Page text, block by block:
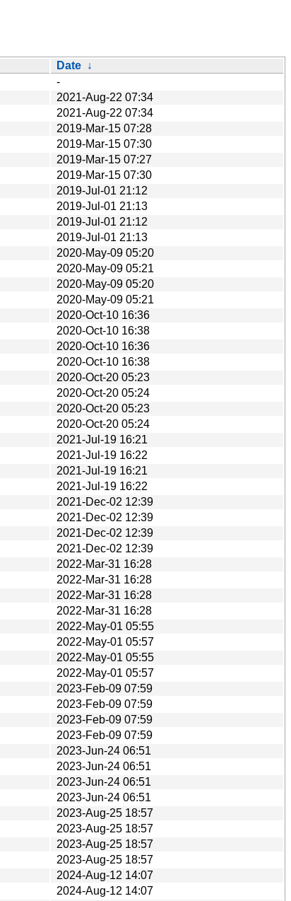
Date ↓
-
2021-Aug-22 07:34
2021-Aug-22 07:34
2019-Mar-15 07:28
2019-Mar-15 07:30
2019-Mar-15 07:27
2019-Mar-15 07:30
2019-Jul-01 21:12
2019-Jul-01 21:13
2019-Jul-01 21:12
2019-Jul-01 21:13
2020-May-09 05:20
2020-May-09 05:21
2020-May-09 05:20
2020-May-09 05:21
2020-Oct-10 16:36
2020-Oct-10 16:38
2020-Oct-10 16:36
2020-Oct-10 16:38
2020-Oct-20 05:23
2020-Oct-20 05:24
2020-Oct-20 05:23
2020-Oct-20 05:24
2021-Jul-19 16:21
2021-Jul-19 16:22
2021-Jul-19 16:21
2021-Jul-19 16:22
2021-Dec-02 12:39
2021-Dec-02 12:39
2021-Dec-02 12:39
2021-Dec-02 12:39
2022-Mar-31 16:28
2022-Mar-31 16:28
2022-Mar-31 16:28
2022-Mar-31 16:28
2022-May-01 05:55
2022-May-01 05:57
2022-May-01 05:55
2022-May-01 05:57
2023-Feb-09 07:59
2023-Feb-09 07:59
2023-Feb-09 07:59
2023-Feb-09 07:59
2023-Jun-24 06:51
2023-Jun-24 06:51
2023-Jun-24 06:51
2023-Jun-24 06:51
2023-Aug-25 18:57
2023-Aug-25 18:57
2023-Aug-25 18:57
2023-Aug-25 18:57
2024-Aug-12 14:07
2024-Aug-12 14:07